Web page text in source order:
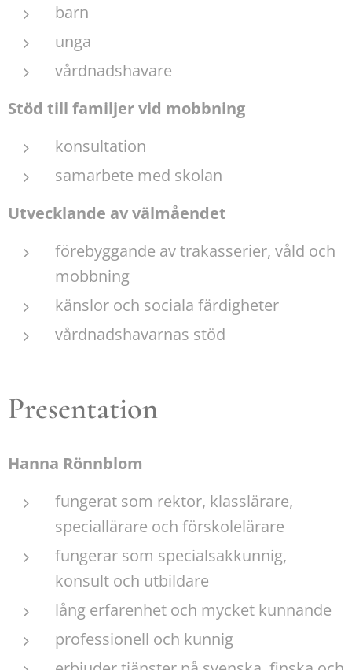
barn
unga
vårdnadshavare
Stöd till familjer vid mobbning
konsultation
samarbete med skolan
Utvecklande av välmåendet
förebyggande av trakasserier, våld och
mobbning
känslor och sociala färdigheter
vårdnadshavarnas stöd
Presentation
Hanna Rönnblom
fungerat som rektor, klasslärare,
speciallärare och förskolelärare
fungerar som specialsakkunnig,
konsult och utbildare
lång erfarenhet och mycket kunnande
professionell och kunnig